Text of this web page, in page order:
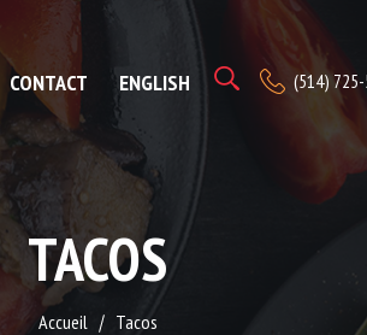
CONTACT ENGLISH (514)
TACOS
Accueil Tacos